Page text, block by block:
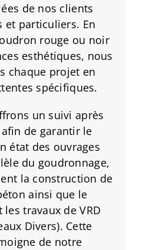
de nos clients
et particuliers. En
rouge ou noir
esthétiques, nous
chaque projet en
spécifiques.
un suivi après
de garantir le
état des ouvrages
du goudronnage,
la construction de
ainsi que le
travaux de VRD
Divers). Cette
de notre